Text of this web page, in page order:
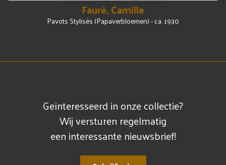
Fauré, Camille
Pavots Stylisés (Papaverbloemen) - ca. 1930
Geïnteresseerd in onze collectie?
Wij versturen regelmatig
een interessante nieuwsbrief!